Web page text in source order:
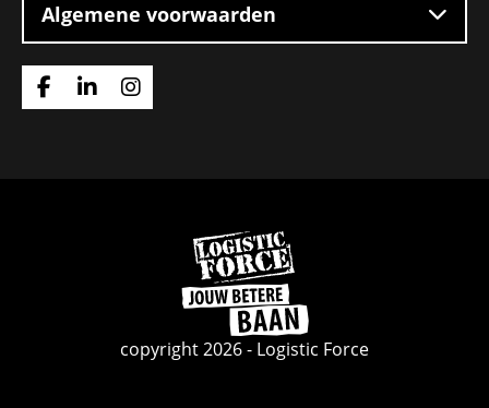
Algemene voorwaarden
Ga
Ga
Ga
Ga
naar
de
homepage
copyright 2026 - Logistic Force